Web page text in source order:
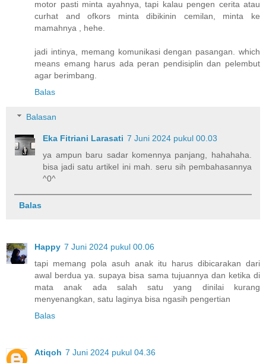
motor pasti minta ayahnya, tapi kalau pengen cerita atau
curhat and ofkors minta dibikinin cemilan, minta ke
mamahnya , hehe.
jadi intinya, memang komunikasi dengan pasangan. which
means emang harus ada peran pendisiplin dan pelembut
agar berimbang.
Balas
Balasan
Eka Fitriani Larasati 7 Juni 2024 pukul 00.03
ya ampun baru sadar komennya panjang, hahahaha.
bisa jadi satu artikel ini mah. seru sih pembahasannya
^0^
Balas
Happy 7 Juni 2024 pukul 00.06
tapi memang pola asuh anak itu harus dibicarakan dari
awal berdua ya. supaya bisa sama tujuannya dan ketika di
mata anak ada salah satu yang dinilai kurang
menyenangkan, satu laginya bisa ngasih pengertian
Balas
Atiqoh 7 Juni 2024 pukul 04.36